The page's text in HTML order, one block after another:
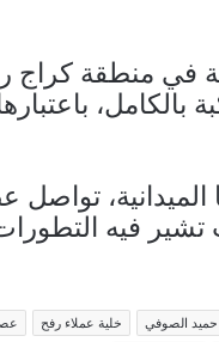
في منطقة كراج
بالكامل،
الميدانية،
فيه التطورات
حميد الصوفي خلية عملاء رفح